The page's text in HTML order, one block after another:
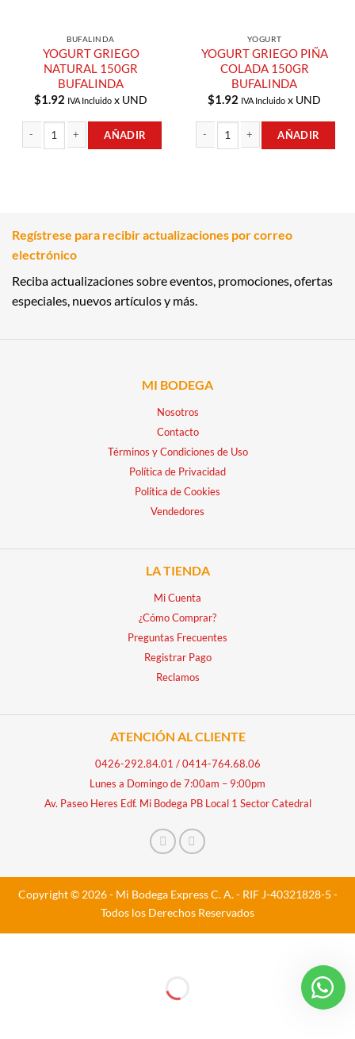
BUFALINDA
YOGURT GRIEGO
NATURAL 150GR
BUFALINDA
$1.92 IVA Incluido x UND
AÑADIR
YOGURT
YOGURT GRIEGO PIÑA
COLADA 150GR
BUFALINDA
$1.92 IVA Incluido x UND
AÑADIR
Regístrese para recibir actualizaciones por correo
electrónico
Reciba actualizaciones sobre eventos, promociones, ofertas
especiales, nuevos artículos y más.
MI BODEGA
Nosotros
Contacto
Términos y Condiciones de Uso
Política de Privacidad
Política de Cookies
Vendedores
LA TIENDA
Mi Cuenta
¿Cómo Comprar?
Preguntas Frecuentes
Registrar Pago
Reclamos
ATENCIÓN AL CLIENTE
0426-292.84.01 /0414-764.68.06
Lunes a Domingo de 7:00am – 9:00pm
Av. Paseo Heres Edf. Mi Bodega PB Local 1 Sector Catedral
Copyright © 2026 - Mi Bodega Express C. A. - RIF J-40321828-5 -
Todos los Derechos Reservados